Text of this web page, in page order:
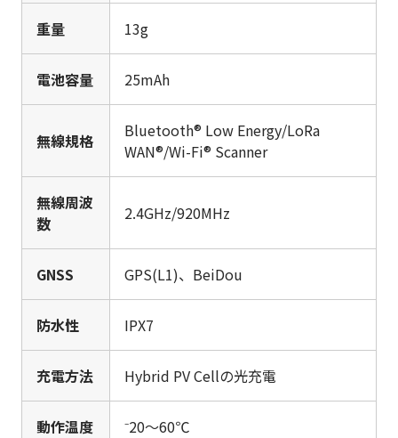
重量 13g
電池容量 25mAh
無線規格
Bluetooth® Low Energy/LoRa
WAN®/Wi-Fi® Scanner
無線周波
数
2.4GHz/920MHz
GNSS GPS(L1)、BeiDou
防水性 IPX7
充電方法 Hybrid PV Cellの光充電
動作温度 ⁻20～60℃